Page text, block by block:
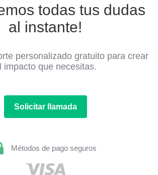
todas tus dudas
al instante!
personalizado gratuito para crear
impacto que necesitas.
Solicitar llamada
Métodos de pago seguros